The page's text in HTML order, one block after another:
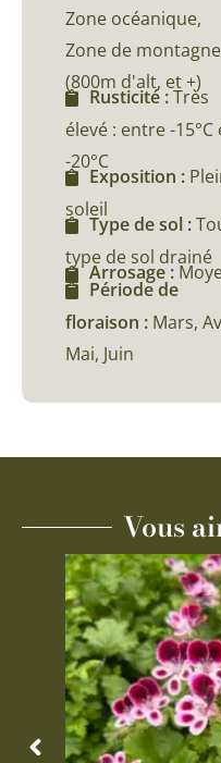
Zone océanique,
Zone de montagne
(800m d'alt, et +)
Rusticité :Très
élevé : entre -15°C
-20°C
Exposition :
soleil
Type de sol :
type de sol drainé
Arrosage :
Période de
floraison : Mars,
Mai, Juin
Vous